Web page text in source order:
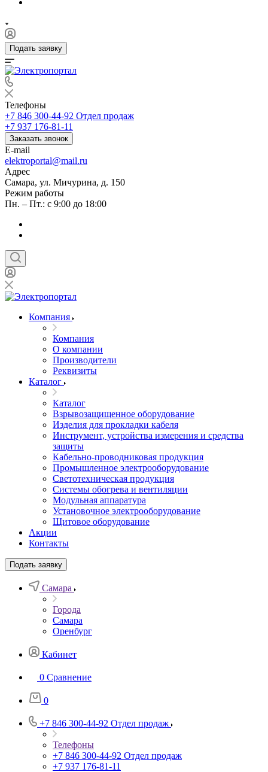
Подать заявку
Телефоны
+7 846 300-44-92 Отдел продаж
+7 937 176-81-11
Заказать звонок
E-mail
elektroportal@mail.ru
Адрес
Самара, ул. Мичурина, д. 150
Режим работы
Пн. – Пт.: с 9:00 до 18:00
Компания
Компания
О компании
Производители
Реквизиты
Каталог
Каталог
Взрывозащищенное оборудование
Изделия для прокладки кабеля
Инструмент, устройства измерения и средства
защиты
Кабельно-проводниковая продукция
Промышленное электрооборудование
Светотехническая продукция
Системы обогрева и вентиляции
Модульная аппаратура
Установочное электрооборудование
Щитовое оборудование
Акции
Контакты
Подать заявку
Самара
Города
Самара
Оренбург
Кабинет
0 Сравнение
0
+7 846 300-44-92 Отдел продаж
Телефоны
+7 846 300-44-92 Отдел продаж
+7 937 176-81-11